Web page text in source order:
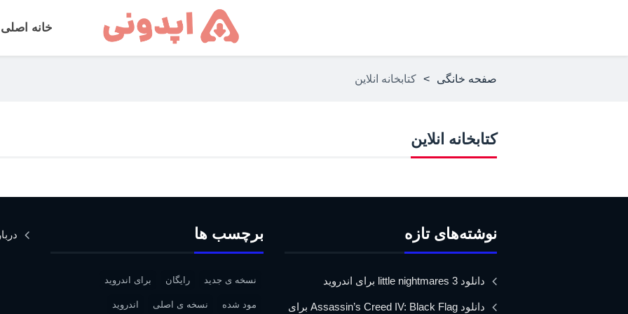
خانه اصلی
صفحه خانگی > کتابخانه انلاین
کتابخانه انلاین
نوشته‌های تازه
دانلود little nightmares 3 برای اندروید
دانلود Assassin’s Creed IV: Black Flag برای
برچسب ها
نسخه ی جدید رایگان برای اندروید
مود شده نسخه ی اصلی اندروید